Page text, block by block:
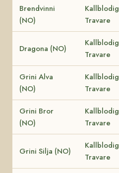
Brendvinni
(NO)
Kallblodig
Travare
Dragona (NO)
Kallblodig
Travare
Grini Alva
(NO)
Kallblodig
Travare
Grini Bror
(NO)
Kallblodig
Travare
Grini Silja (NO)
Kallblodig
Travare